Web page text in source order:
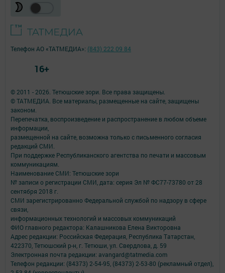
© 2011 - 2026. Тетюшские зори. Все права защищены.
© ТАТМЕДИА. Все материалы, размещенные на сайте, защищены
законом.
Перепечатка, воспроизведение и распространение в любом объеме
информации,
размещенной на сайте, возможна только с письменного согласия
редакций СМИ.
При поддержке Республиканского агентства по печати и массовым
коммуникациям.
Наименование СМИ: Тетюшские зори
№ записи о регистрации СМИ, дата: серия Эл № ФС77-73780 от 28
сентября 2018 г.
СМИ зарегистрированно Федеральной службой по надзору в сфере
связи,
информационных технологий и массовых коммуникаций
ФИО главного редактора: Калашникова Елена Викторовна
Адрес редакции: Российская Федерация, Республика Татарстан,
422370, Тетюшский р-н, г. Тетюши, ул. Свердлова, д. 59
Электронная почта редакции: avangard@tatmedia.com
Телефон редакции: (84373) 2-54-95, (84373) 2-53-80 (рекламный отдел),
Телефон АО «ТАТМЕДИА»: (843) 222 09 84
16+